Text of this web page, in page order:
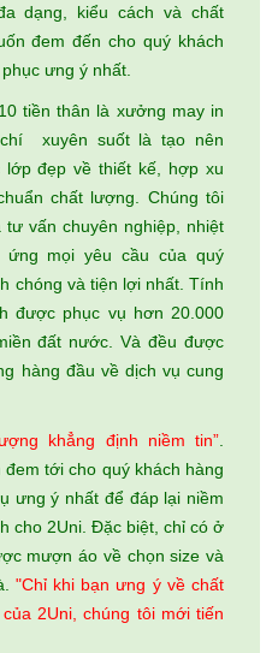
dạng, kiểu cách và chất
đem đến cho quý khách
ưng ý nhất.
tiền thân là xưởng may in
xuyên suốt là tạo nên
đẹp về thiết kế, hợp xu
chất lượng. Chúng tôi
vấn chuyên nghiệp, nhiệt
mọi yêu cầu của quý
chóng và tiện lợi nhất. Tính
được phục vụ hơn 20.000
đất nước. Và đều được
hàng đầu về dịch vụ cung
khẳng định niềm tin”
tới cho quý khách hàng
ưng ý nhất để đáp lại niềm
cho 2Uni. Đặc biệt, chỉ có ở
mượn áo về chọn size và
"Chỉ khi bạn ưng ý về chất
2Uni, chúng tôi mới tiến